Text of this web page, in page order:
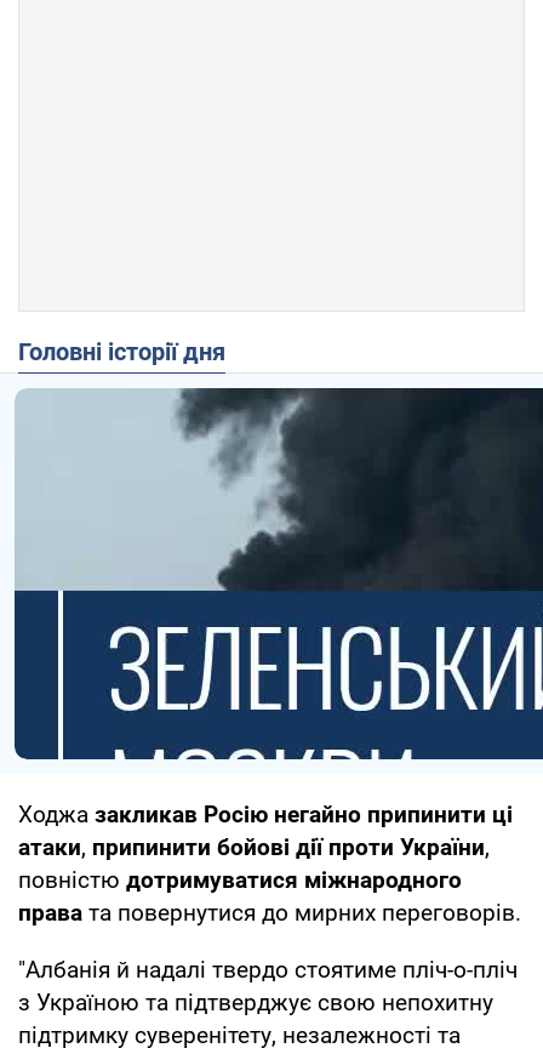
Головні історії дня
Ходжа закликав Росію негайно припинити ці
атаки, припинити бойові дії проти України,
повністю дотримуватися міжнародного
права та повернутися до мирних переговорів.
"Албанія й надалі твердо стоятиме пліч-о-пліч
з Україною та підтверджує свою непохитну
підтримку суверенітету, незалежності та